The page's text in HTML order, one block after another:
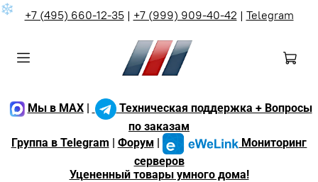
❄ +7 (495) 660-12-35| +7 (999) 909-40-42 | Telegram
Мы в MAX|
Техническая поддержка + Вопросы
по заказам
Группа в Telegram
Форум
Мониторинг
серверов
Уцененный товары умного дома!